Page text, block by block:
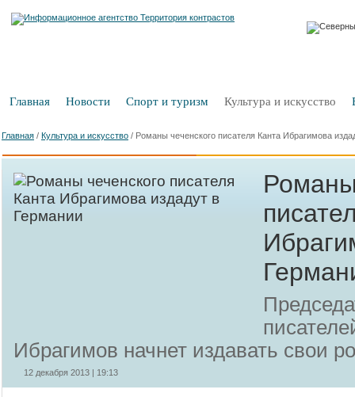
Главная Новости Спорт и туризм Культура и искусство
Главная / Культура и искусство / Романы чеченского писателя Канта Ибрагимова
Ибрагимов начнет издавать свои
12 декабря 2013 | 19:13